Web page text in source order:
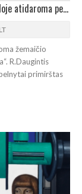
R.DAUGINČIO (1944-1990) SKULPTŪRA: Klaipėdoje atidaroma personalinė paroda
žemaičio
R.Daugintis
primirštas